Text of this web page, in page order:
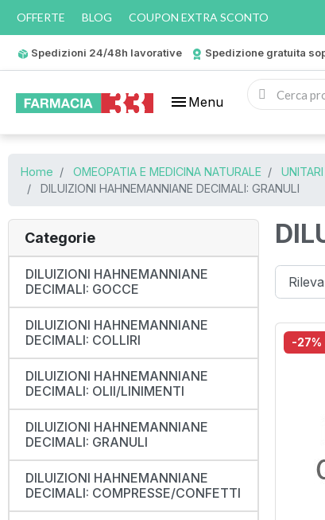
OFFERTE BLOG COUPON EXTRA SCONTO
Spedizioni 24/48h lavorative Spedizione gratuita
menu Menu
Home OMEOPATIA E MEDICINA NATURALE
DILUIZIONI HAHNEMANNIANE DECIMALI: GRANULI
Categorie
DILUIZIONI HAHNEMANNIANE
DECIMALI: GOCCE
DILUIZIONI HAHNEMANNIANE
DECIMALI: COLLIRI
DILUIZIONI HAHNEMANNIANE
DECIMALI: OLII/LINIMENTI
DILUIZIONI HAHNEMANNIANE
DECIMALI: GRANULI
DILUIZIONI HAHNEMANNIANE
DECIMALI: COMPRESSE/CONFETTI
-27%